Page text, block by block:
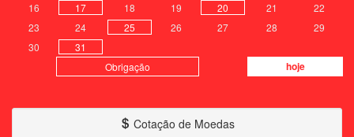
Obrigação hoje
16
17 18 19 20 21
22
23
24 25 26 27 28
29
30
31
Cotação de Moedas